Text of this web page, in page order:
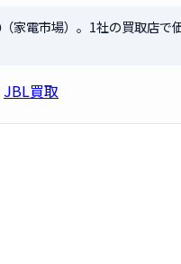
（家電市場）。1社の買取店で
JBL買取